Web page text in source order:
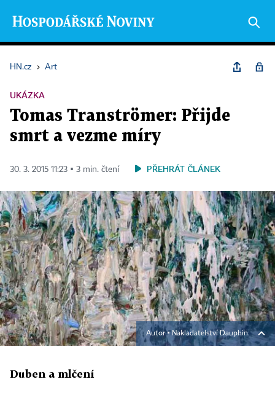
HN.cz › Art
UKÁZKA
Tomas Tranströmer: Přijde
smrt a vezme míry
30. 3. 2015 11:23 ▪ 3 min. čtení PŘEHRÁT ČLÁNEK
Autor ▪ Nakladatelství Dauphin
Duben a mlčení